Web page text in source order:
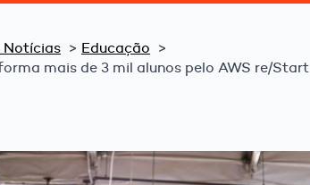
Notícias
Educação
mais de 3 mil alunos pelo AWS re/Start